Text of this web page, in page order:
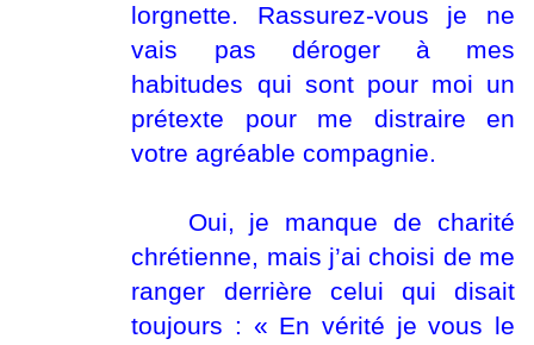
lorgnette. Rassurez-vous je ne
vais pas déroger à mes
habitudes qui sont pour moi un
prétexte pour me distraire en
votre agréable compagnie.
Oui, je manque de charité
chrétienne, mais j’ai choisi de me
ranger derrière celui qui disait
toujours : « En vérité je vous le